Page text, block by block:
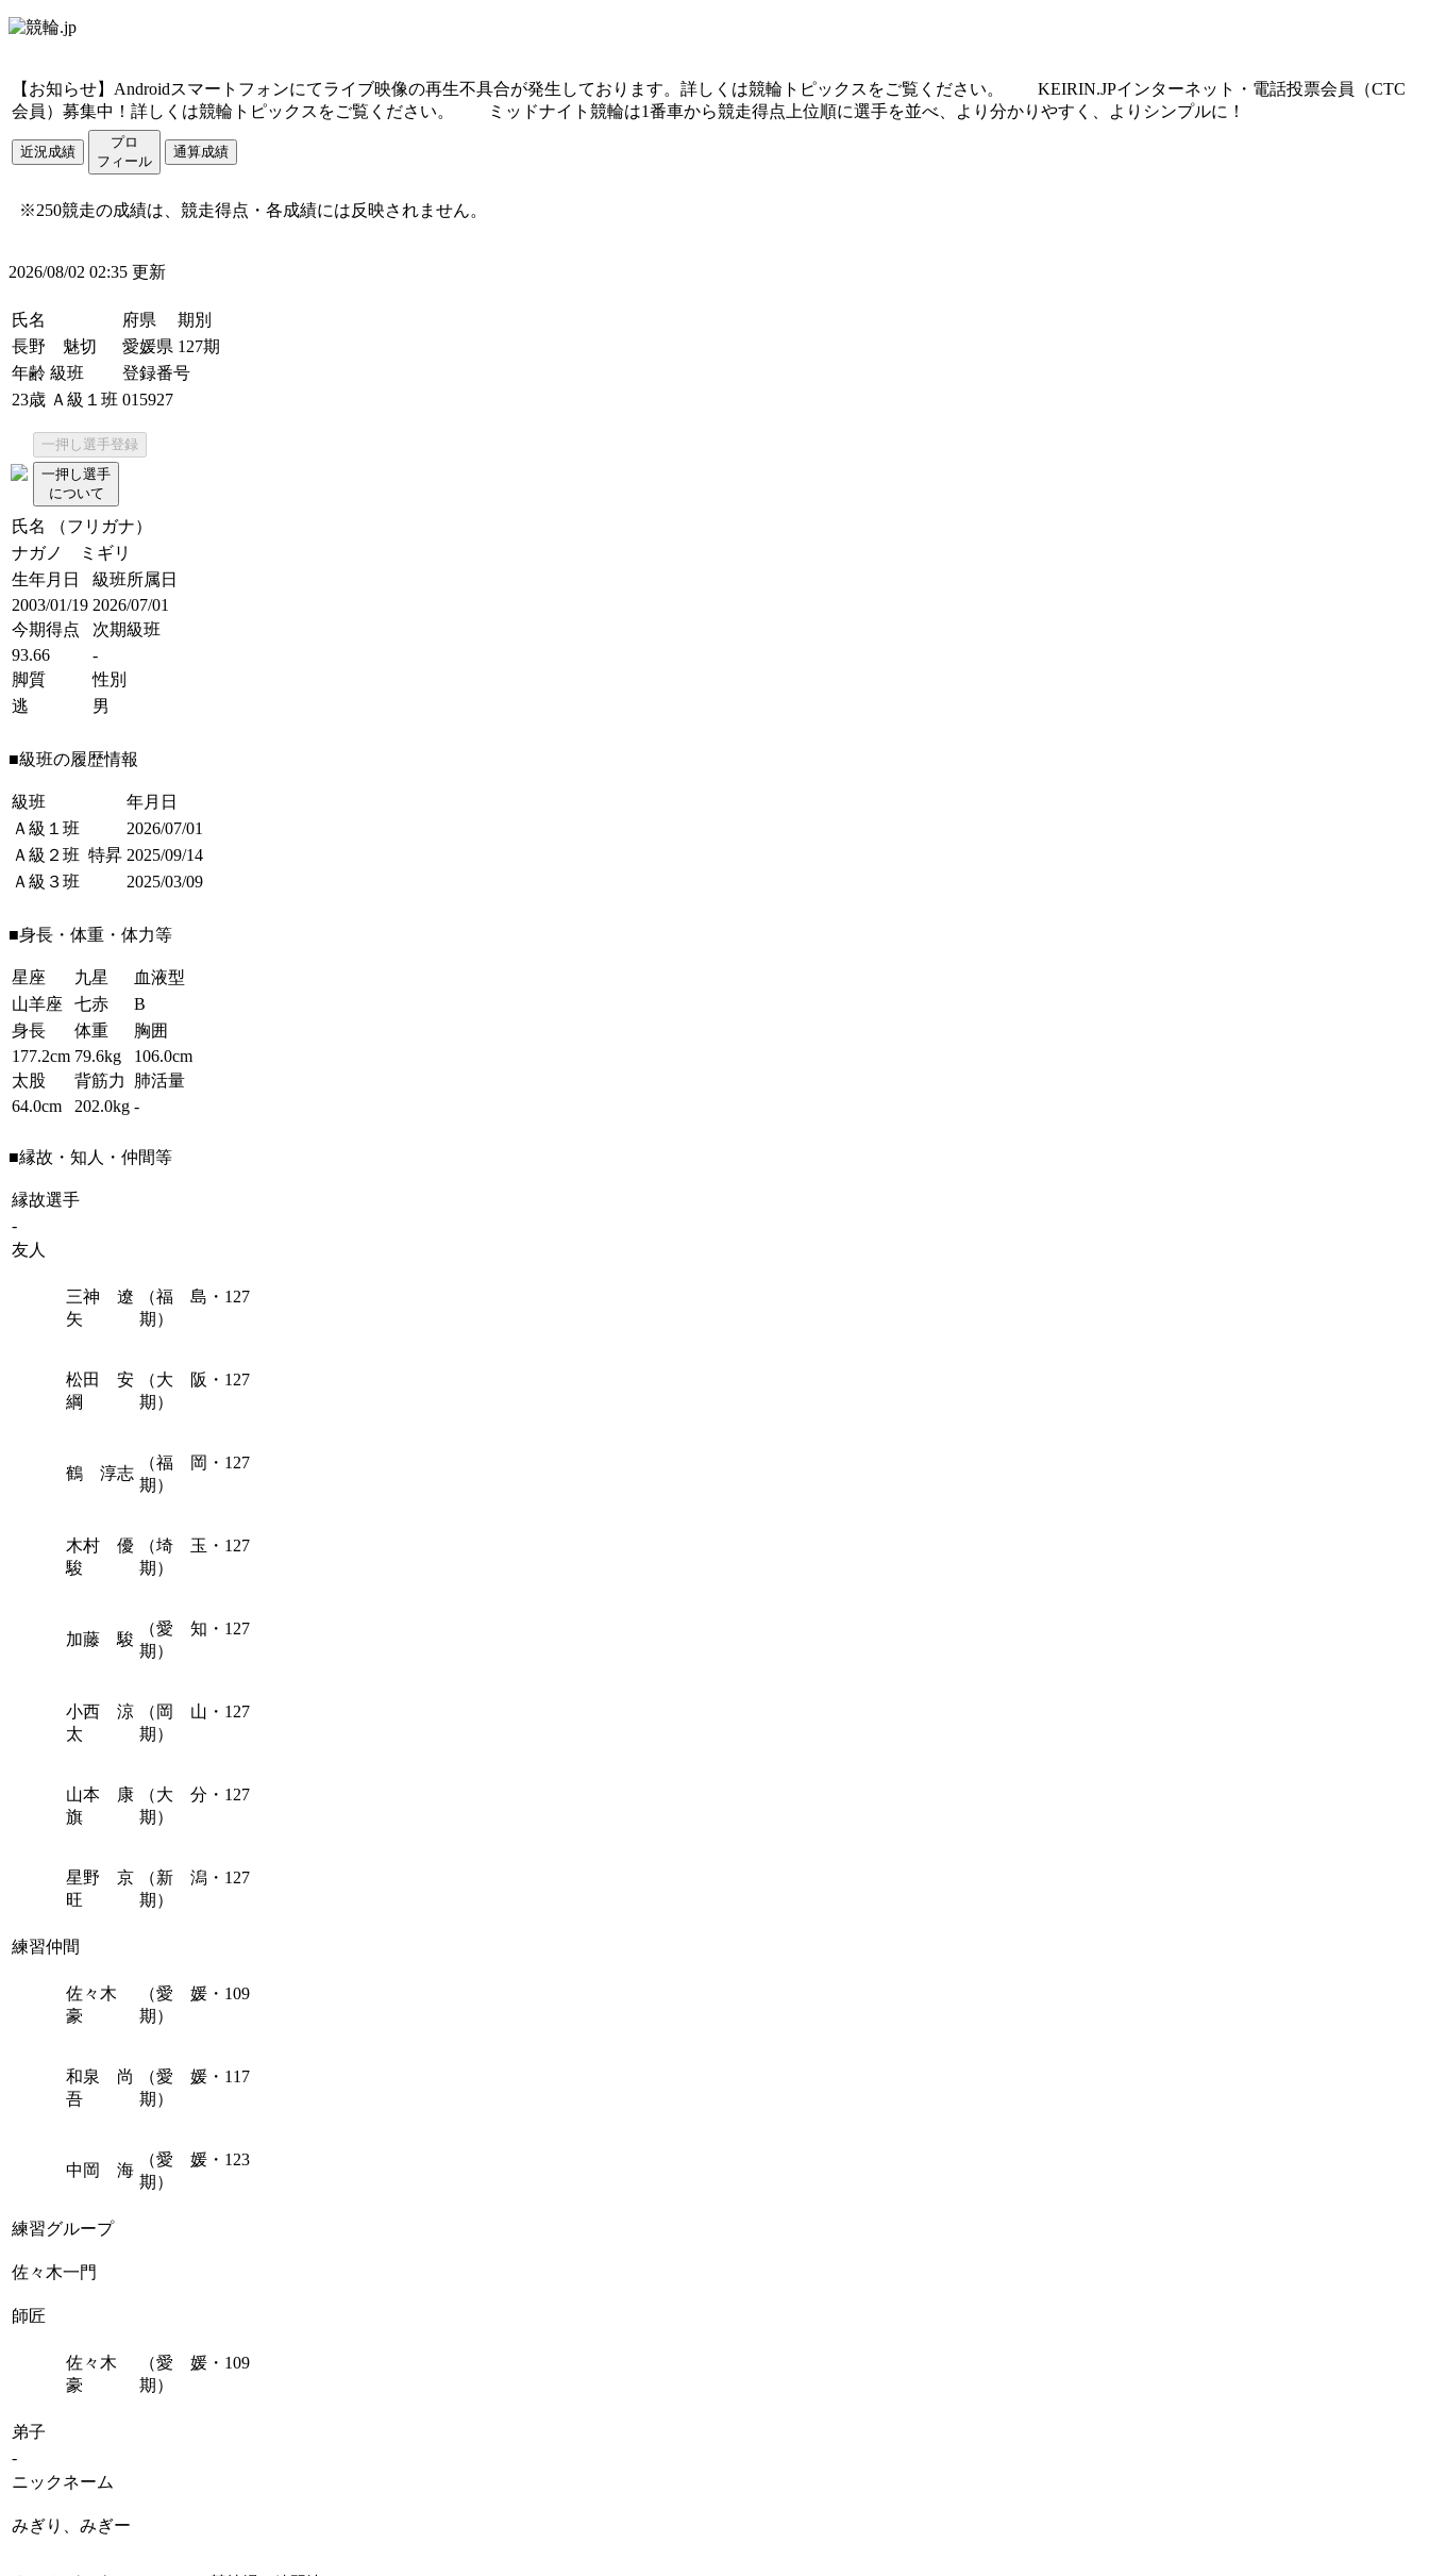
【お知らせ】Androidスマートフォンにてライブ映像の再生不具合が発生しております。詳しくは競輪トピックスをご覧ください。 KEIRIN.JPインターネット・電話投票会員（CTC
会員）募集中！詳しくは競輪トピックスをご覧ください。
ミッドナイト競輪は1番車から競走得点上位順に選手を並べ、より分かりやすく、よりシンプルに！
近況成績
プロ
フィール
通算成績
※250競走の成績は、競走得点・各成績には反映されません。
2026/08/02 02:35 更新
氏名 府県
期別
長野 魅切
愛媛県 127期
年齢 級班
登録番号
23歳 Ａ級１班 015927
一押し選手登録
一押し選手
について
氏名 （フリガナ）
ナガノ ミギリ
生年月日
級班所属日
2003/01/19 2026/07/01
今期得点
次期級班
93.66
-
脚質
性別
逃
男
■級班の履歴情報
級班
年月日
Ａ級１班
2026/07/01
Ａ級２班 特昇 2025/09/14
Ａ級３班
2025/03/09
■身長・体重・体力等
星座 九星
血液型
山羊座
七赤
B
身長
体重
胸囲
177.2cm 79.6kg
106.0cm
太股
背筋力
肺活量
64.0cm
202.0kg -
■縁故・知人・仲間等
縁故選手
-
友人
三神 遼
矢
（福 島・127
期）
松田 安
綱
（大 阪・127
期）
鶴 淳志
（福 岡・127
期）
木村 優
駿
（埼 玉・127
期）
加藤 駿
（愛 知・127
期）
小西 涼
太
（岡 山・127
期）
山本 康
旗
（大 分・127
期）
星野 京
旺
（新 潟・127
期）
練習仲間
佐々木
豪
（愛 媛・109
期）
和泉 尚
吾
（愛 媛・117
期）
中岡 海
（愛 媛・123
期）
練習グループ
佐々木一門
師匠
佐々木
豪
（愛 媛・109
期）
弟子
-
ニックネーム
みぎり、みぎー